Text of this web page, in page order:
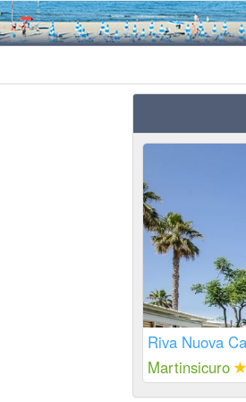
Riva Nuova
Martinsicuro